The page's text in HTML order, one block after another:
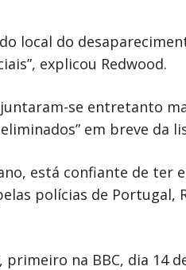
local do
explicou Redwood.
se entretanto
em breve da
está confiante de ter
polícias de
na BBC, dia 14